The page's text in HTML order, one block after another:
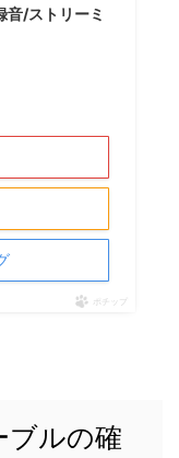
音/ストリーミ
ポチップ
ブルの確